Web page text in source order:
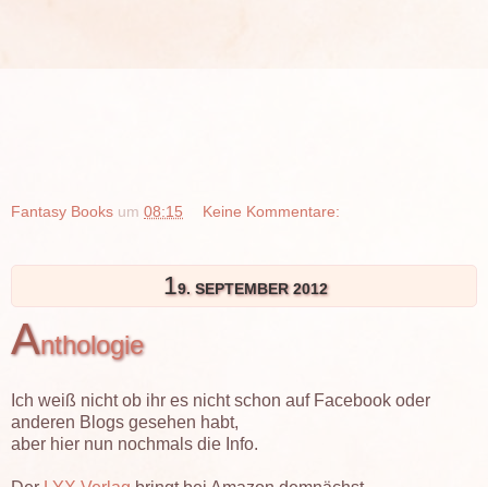
Fantasy Books um 08:15 Keine Kommentare:
19. SEPTEMBER 2012
Anthologie
Ich weiß nicht ob ihr es nicht schon auf Facebook oder
anderen Blogs gesehen habt,
aber hier nun nochmals die Info.